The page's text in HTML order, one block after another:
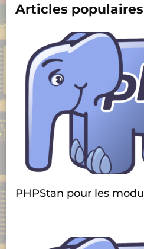
Articles populaires
PHPStan pour les